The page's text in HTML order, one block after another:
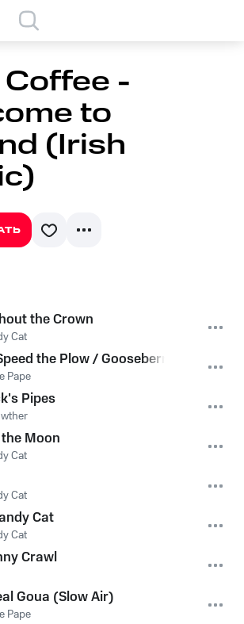
-
to
(Irish
the Crown
Cat
the Plow / Gooseberry Bush
Pape
Pipes
Moon
Cat
Cat
Cat
Cat
Crawl
Goua (Slow Air)
Pape